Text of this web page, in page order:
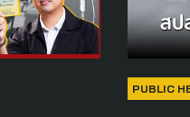
PUBLIC